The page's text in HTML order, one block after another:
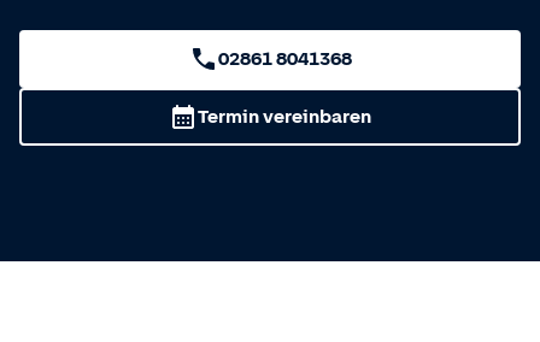
02861 8041368
Termin vereinbaren